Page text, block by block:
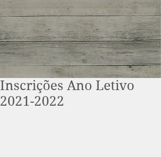
Inscrições Ano Letivo
2021-2022